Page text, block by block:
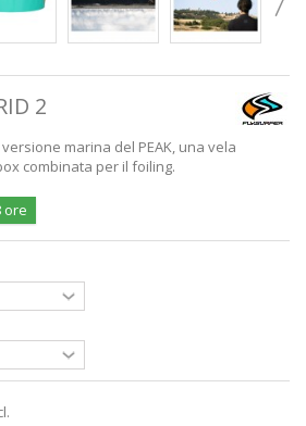
2
marina del PEAK, una vela
combinata per il foiling.
ore